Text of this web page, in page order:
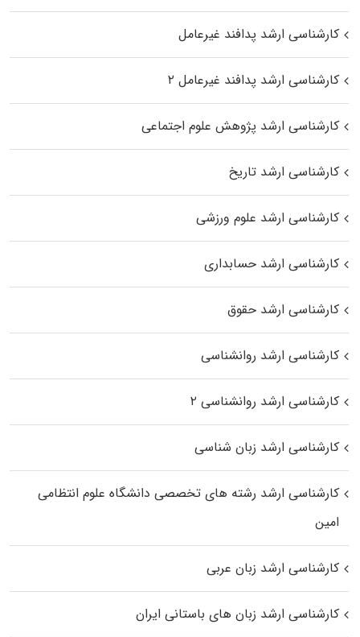
کارشناسی ارشد پدافند غیرعامل
کارشناسی ارشد پدافند غیرعامل ۲
کارشناسی ارشد پژوهش علوم اجتماعی
کارشناسی ارشد تاریخ
کارشناسی ارشد علوم ورزشی
کارشناسی ارشد حسابداری
کارشناسی ارشد حقوق
کارشناسی ارشد روانشناسی
کارشناسی ارشد روانشناسی ۲
کارشناسی ارشد زبان شناسی
کارشناسی ارشد رﺷﺘﻪ ﻫﺎی تخصصی داﻧﺸﮕﺎه ﻋﻠﻮم انتظامی
اﻣﻴﻦ
کارشناسی ارشد زبان عربی
کارشناسی ارشد زبان‌ های باستانی ایران